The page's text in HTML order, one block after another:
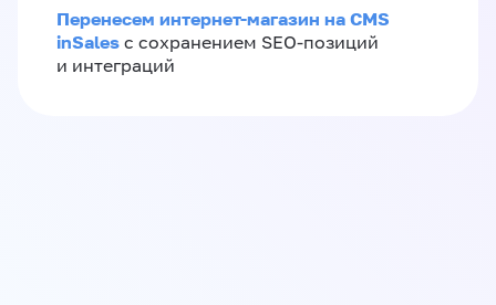
Перенесем интернет-магазин на CMS
inSales с сохранением SEO-позиций
и интеграций